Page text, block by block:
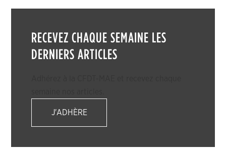
RECEVEZ CHAQUE SEMAINE LES
DERNIERS ARTICLES
J'ADHÈRE